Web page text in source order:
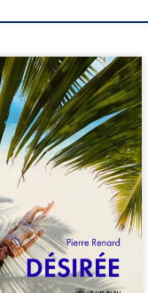
Pierre, jeune retraité,
qu’il est devenu une
femme métissée de
ans. À peine a-t-il
à apprivoiser ce
corps qu’Ange surgit
sa vie et fait vaciller
ses certitudes. Entre
est immédiate,
jusqu’à ce qu’un
familial fasse planer
: et s’ils étaient
demi-frère et ...